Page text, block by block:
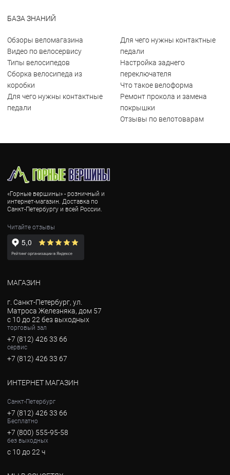
БАЗА ЗНАНИЙ
Обзоры веломагазина
Видео по велосервису
Типы велосипедов
Сборка велосипеда из
коробки
Для чего нужны контактные
педали
Для чего нужны контактные
педали
Настройка заднего
переключателя
Что такое велоформа
Ремонт прокола и замена
покрышки
Отзывы по велотоварам
«Горные вершины» - розничный и
интернет-магазин. Доставка по
Санкт-Петербургу и всей России.
Читайте отзывы
МАГАЗИН
г. Санкт-Петербург, ул.
Матроса Железняка, дом 57
с 10 до 22 без выходных
торговый зал
+7 (812) 426 33 66
сервис
+7 (812) 426 33 67
ИНТЕРНЕТ МАГАЗИН
Санкт-Петербург
+7 (812) 426 33 66
Бесплатно
+7 (800) 555-95-58
без выходных
с 10 до 22 ч